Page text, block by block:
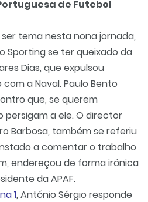
de Futebol
tema nesta nona jornada,
Sporting se ter queixado da
Dias, que expulsou
com a Naval. Paulo Bento
que, se querem
persigam a ele. O director
Barbosa, também se referiu
a comentar o trabalho
endereçou de forma irónica
daAPAF.
1, António Sérgio responde